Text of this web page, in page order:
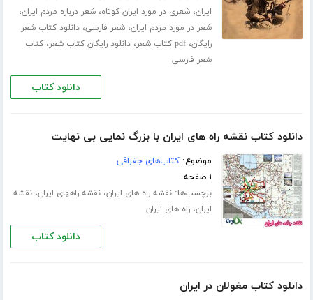
ایران،شعری در مورد ایران کوتاه،شعر درباره مردم ایران،
شعر در مورد مردم ایران،شعر فارسی،دانلود کتاب شعر
رایگان،pdf کتاب شعر ،دانلود رایگان کتاب شعر،کتاب
شعر فارسی
دانلود کتاب
دانلود کتاب نقشه راه های ایران با بزرگ نمایی بی نهایت
موضوع:کتاب‌های جغرافی
۱ صفحه
برچسب‌ها:نقشه راه های ایران،نقشه راههای ایران،نقشه
ایران،راه های ایران
دانلود کتاب
دانلود کتاب مغولان در ایران